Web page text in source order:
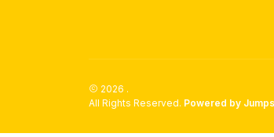
2026 .
All Rights Reserved. Powered by